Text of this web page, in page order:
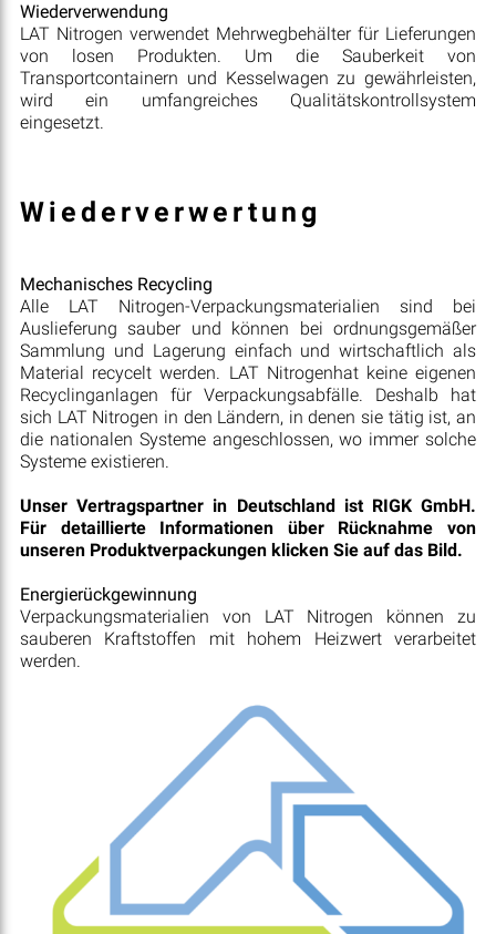
Wiederverwendung
LAT Nitrogen verwendet Mehrwegbehälter für Lieferungen
von losen Produkten. Um die Sauberkeit von
Transportcontainern und Kesselwagen zu gewährleisten,
wird ein umfangreiches Qualitätskontrollsystem
eingesetzt.
Wiederverwertung
Mechanisches Recycling
Alle LAT Nitrogen-Verpackungsmaterialien sind bei
Auslieferung sauber und können bei ordnungsgemäßer
Sammlung und Lagerung einfach und wirtschaftlich als
Material recycelt werden. LAT Nitrogenhat keine eigenen
Recyclinganlagen für Verpackungsabfälle. Deshalb hat
sich LAT Nitrogen in den Ländern, in denen sie tätig ist, an
die nationalen Systeme angeschlossen, wo immer solche
Systeme existieren.
Unser Vertragspartner in Deutschland ist RIGK GmbH.
Für detaillierte Informationen über Rücknahme von
unseren Produktverpackungen klicken Sie auf das Bild.
Energierückgewinnung
Verpackungsmaterialien von LAT Nitrogen können zu
sauberen Kraftstoffen mit hohem Heizwert verarbeitet
werden.